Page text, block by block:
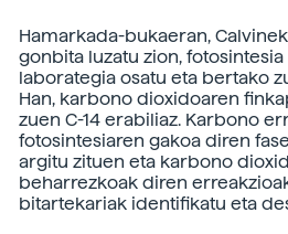
Hamarkada-bukaeran,
gonbita luzatu zion,
laborategia osatu eta bertako
Han, karbono dioxidoaren
zuen C-14 erabiliaz. Karbono
fotosintesiaren gakoa diren
argitu zituen eta karbono
beharrezkoak diren
bitartekariak identifikatu eta